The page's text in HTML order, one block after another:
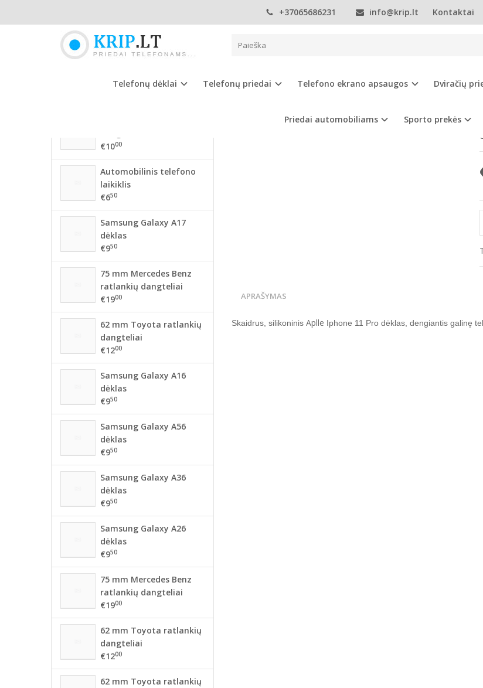
+37065686231 info@krip.lt Kontaktai
Telefonų dėklai Telefonų priedai Telefono ekrano apsaugos Dviračių
Priedai automobiliams Sporto prekės
Pagrindinis Telefonų dėklai Apple iPhone 11 Apple Iphone 11
APPLE IPHONE 11 PRO DĖKLAS
APRAŠYMAS
Skaidrus, silikoninis Aplle Iphone 11 Pro dėklas, dengiantis galinę
NAUJAUSIOS PREKĖS
dangteliai
€1000
Automobilinis telefono
laikiklis
€650
Samsung Galaxy A17
dėklas
€950
75 mm Mercedes Benz
ratlankių dangteliai
€1900
62 mm Toyota ratlankių
dangteliai
€1200
Samsung Galaxy A16
dėklas
€950
Samsung Galaxy A56
dėklas
€950
Samsung Galaxy A36
dėklas
€950
Samsung Galaxy A26
dėklas
€950
75 mm Mercedes Benz
ratlankių dangteliai
€1900
62 mm Toyota ratlankių
dangteliai
€1200
62 mm Toyota ratlankių